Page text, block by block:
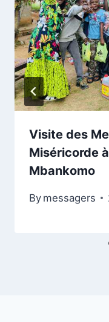
Visite des
Miséricorde
Mbankomo
By messagers